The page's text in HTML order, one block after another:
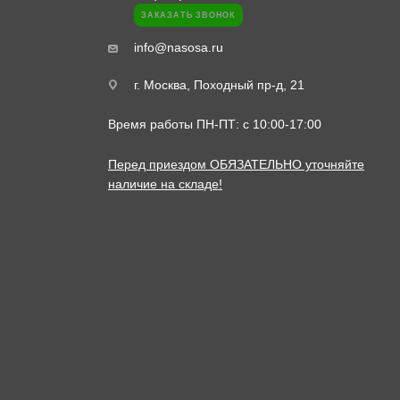
ЗАКАЗАТЬ ЗВОНОК
info@nasosa.ru
г. Москва, Походный пр-д, 21
Время работы ПН-ПТ: с 10:00-17:00
Перед приездом ОБЯЗАТЕЛЬНО уточняйте
наличие на складе!